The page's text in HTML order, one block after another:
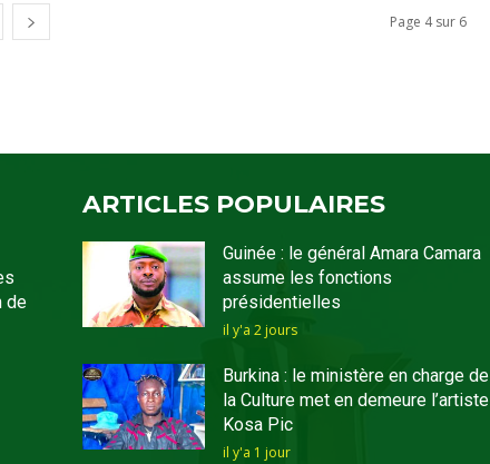
Page 4 sur 6
de
ARTICLES POPULAIRES
Guinée : le général Amara Camara
assume les fonctions
présidentielles
il y'a 2 jours
Burkina : le ministère en charge de
la Culture met en demeure l’artiste
Kosa Pic
il y'a 1 jour